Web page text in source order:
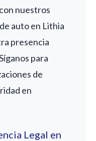
nuestros
auto en Lithia
presencia
para
de
en
Legal en